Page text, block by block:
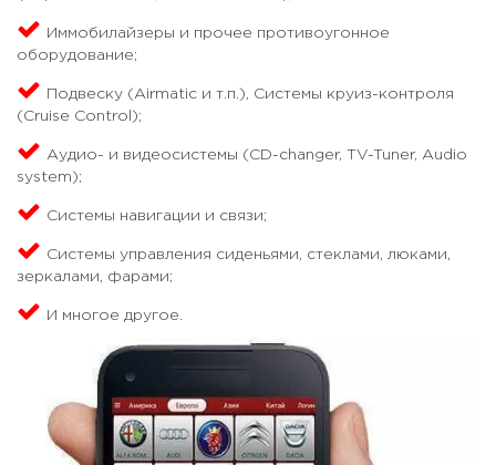
Иммобилайзеры и прочее противоугонное
оборудование;
Подвеску (Airmatic и т.п.), Системы круиз-контроля
(Cruise Control);
Аудио- и видеосистемы (CD-changer, TV-Tuner, Audio
system);
Системы навигации и связи;
Системы управления сиденьями, стеклами, люками,
зеркалами, фарами;
И многое другое.